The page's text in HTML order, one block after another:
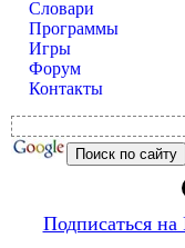
Словари
Программы
Игры
Форум
Контакты
Подписаться на